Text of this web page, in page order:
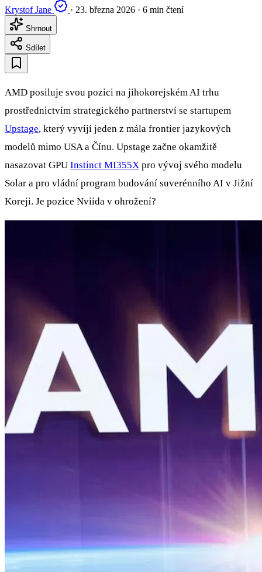
Krystof Jane
· 23. března 2026 · 6 min čtení
Shrnout
Sdílet
AMD posiluje svou pozici na jihokorejském AI trhu
prostřednictvím strategického partnerství se startupem
Upstage, který vyvíjí jeden z mála frontier jazykových
modelů mimo USA a Čínu. Upstage začne okamžitě
nasazovat GPU Instinct MI355X pro vývoj svého modelu
Solar a pro vládní program budování suverénního AI v Jižní
Koreji. Je pozice Nviida v ohrožení?